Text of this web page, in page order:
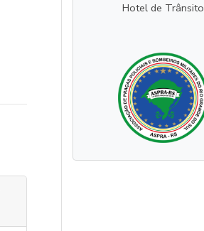
Hotel de Trânsito